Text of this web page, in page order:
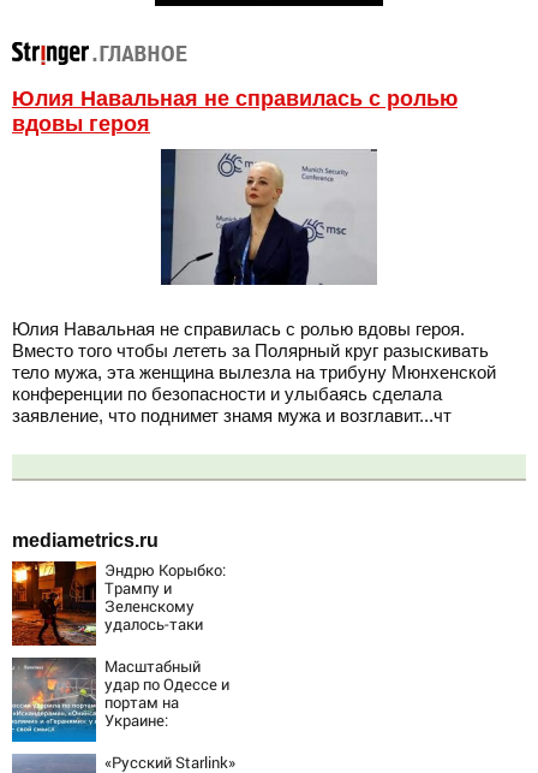
Юлия Навальная не справилась с ролью
вдовы героя
Юлия Навальная не справилась с ролью вдовы героя.
Вместо того чтобы лететь за Полярный круг разыскивать
тело мужа, эта женщина вылезла на трибуну Мюнхенской
конференции по безопасности и улыбаясь сделала
заявление, что поднимет знамя мужа и возглавит...чт
mediametrics.ru
Эндрю Корыбко:
Трампу и
Зеленскому
удалось-таки
из себя – но
хотелось бы
большего
Масштабный
удар по Одессе и
портам на
Украине:
новости,
«Русский Starlink»